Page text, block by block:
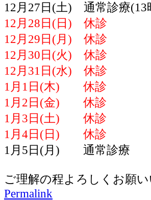
12月27日(土) 通常診療(13
12月28日(日) 休診
12月29日(月) 休診
12月30日(火) 休診
12月31日(水) 休診
1月1日(木) 休診
1月2日(金) 休診
1月3日(土) 休診
1月4日(日) 休診
1月5日(月) 通常診療
ご理解の程よろしくお願い
Permalink